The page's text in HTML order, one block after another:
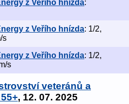
z Veřího hnízda:
z Veřího hnízda: 1/2,
s
z Veřího hnízda: 1/2,
s
veteránů a
, 12. 07. 2025